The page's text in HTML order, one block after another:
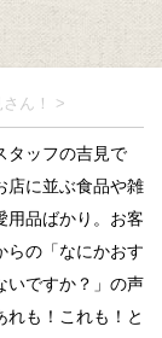
ん！ >
タッフの吉見で
店に並ぶ食品や雑
用品ばかり。お客
らの「なにかおす
いですか？」の声
れも！これも！と